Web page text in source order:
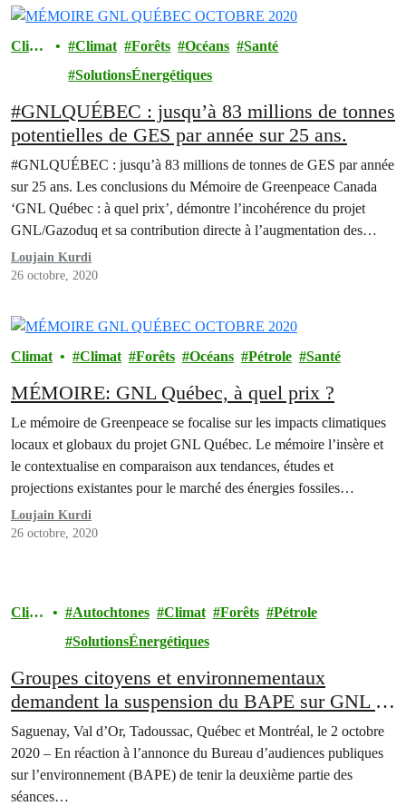
Clima
Climat Forêts Océans
Santé
SolutionsÉnergétiques
#GNLQUÉBEC : jusqu’à 83 millions de tonnes
potentielles de GES par année sur 25 ans.
#GNLQUÉBEC : jusqu’à 83 millions de tonnes de GES par année
sur 25 ans. Les conclusions du Mémoire de Greenpeace Canada
‘GNL Québec : à quel prix’, démontre l’incohérence du projet
GNL/Gazoduq et sa contribution directe à l’augmentation des
émissions de GES à l’échelle mondiale. Le mémoire de
Greenpeace porte sur les impacts climatiques globaux…
Loujain Kurdi
26 octobre, 2020
Climat Climat Forêts Océans Pétrole Santé
MÉMOIRE: GNL Québec, à quel prix ?
Le mémoire de Greenpeace se focalise sur les impacts climatiques
locaux et globaux du projet GNL Québec. Le mémoire l’insère et
le contextualise en comparaison aux tendances, études et
projections existantes pour le marché des énergies fossiles
largement et celui du gaz spécifiquement. Greenpeace considère
que le gaz fossile n’est pas une énergie de transition.
Loujain Kurdi
26 octobre, 2020
Clim
Autochtones Climat Forêts
Pétrole
SolutionsÉnergétiques
Groupes citoyens et environnementaux
demandent la suspension du BAPE sur GNL –
pour favoriser la participation du public.
Saguenay, Val d’Or, Tadoussac, Québec et Montréal, le 2 octobre
2020 – En réaction à l’annonce du Bureau d’audiences publiques
sur l’environnement (BAPE) de tenir la deuxième partie des
séances…